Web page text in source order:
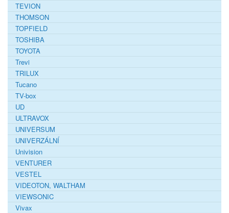
TEVION
THOMSON
TOPFIELD
TOSHIBA
TOYOTA
Trevi
TRILUX
Tucano
TV-box
UD
ULTRAVOX
UNIVERSUM
UNIVERZÁLNÍ
Univision
VENTURER
VESTEL
VIDEOTON, WALTHAM
VIEWSONIC
Vivax